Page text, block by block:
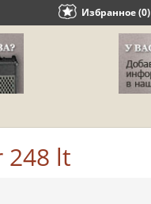
Избранное (0)
248 lt